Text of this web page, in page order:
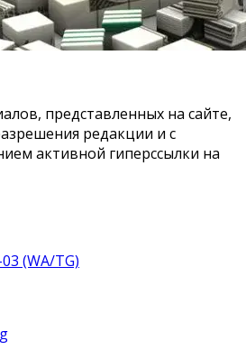
представленных на сайте,
редакции и с
активной гиперссылки на
(WA/TG)